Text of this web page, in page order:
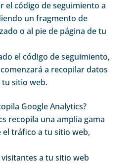
el código de seguimiento a
un fragmento de
o al pie de página de tu
el código de seguimiento,
a recopilar datos
sitio web.
Google Analytics?
recopila una amplia gama
tráfico a tu sitio web,
a tu sitio web